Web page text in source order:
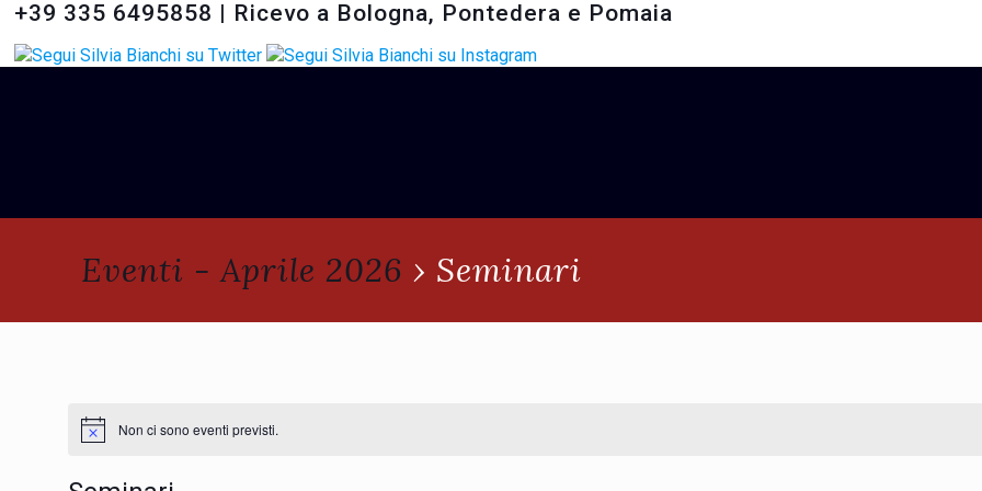
+39 335 6495858 | Ricevo a Bologna, Pontedera e Pomaia
Eventi - Aprile 2026 › Seminari
Non ci sono eventi previsti.